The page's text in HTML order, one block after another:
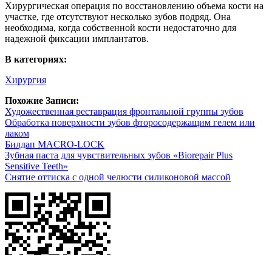
Хирургическая операция по восстановлению объема кости на
участке, где отсутствуют несколько зубов подряд. Она
необходима, когда собственной кости недостаточно для
надежной фиксации имплантатов.
В категориях:
Хирургия
Похожие Записи:
Художественная реставрация фронтальной группы зубов
Обработка поверхности зубов фторосодержащим гелем или
лаком
Билдап MACRO-LOCK
Зубная паста для чувствительных зубов «Biorepair Plus
Sensitive Teeth»
Снятие оттиска с одной челюсти силиконовой массой